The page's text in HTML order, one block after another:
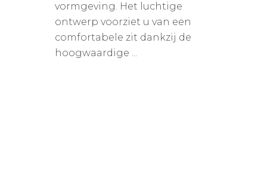
vormgeving. Het luchtige
ontwerp voorziet u van een
comfortabele zit dankzij de
hoogwaardige ...